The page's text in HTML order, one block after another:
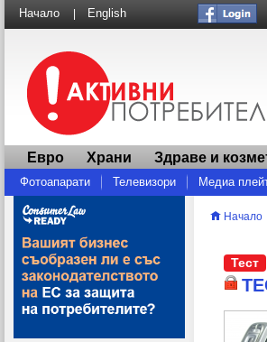
Начало English
Евро Храни Здраве и
Фотоапарати Телевизори Медиа
Други
Начало
Тест